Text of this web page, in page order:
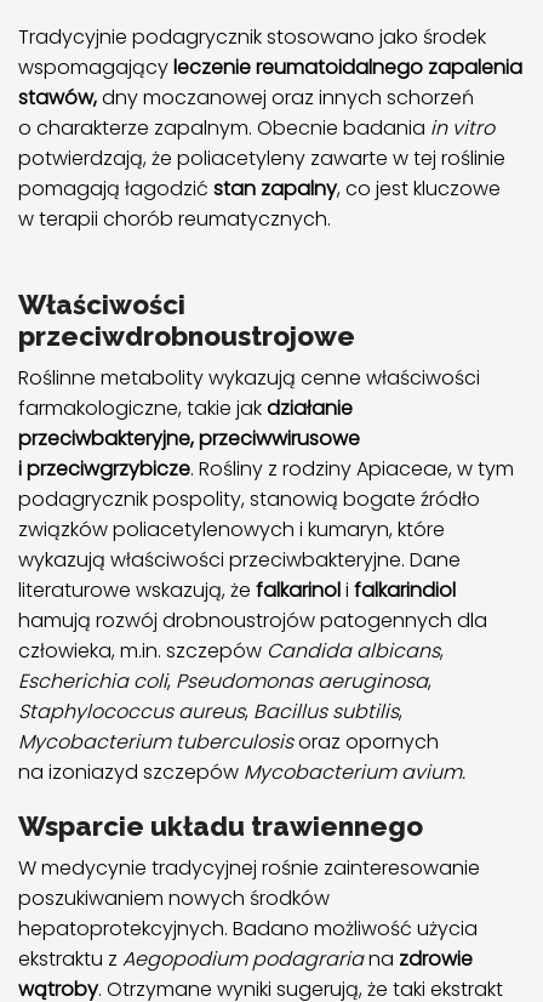
Tradycyjnie podagrycznik stosowano jako środek
wspomagającyleczenie reumatoidalnego zapalenia
stawów,dny moczanowej oraz innych schorzeń
o charakterze zapalnym. Obecnie badania in vitro
potwierdzają, że poliacetyleny zawarte w tej roślinie
pomagają łagodzić stan zapalny, co jest kluczowe
w terapii chorób reumatycznych.
Właściwości
przeciwdrobnoustrojowe
Roślinne metabolity wykazują cenne właściwości
farmakologiczne, takie jakdziałanie
przeciwbakteryjne, przeciwwirusowe
i przeciwgrzybicze. Rośliny z rodziny Apiaceae, w tym
podagrycznik pospolity, stanowią bogate źródło
związków poliacetylenowych i kumaryn, które
wykazują właściwości przeciwbakteryjne. Dane
literaturowe wskazują, że falkarinoli falkarindiol
hamują rozwój drobnoustrojów patogennych dla
człowieka, m.in. szczepów Candida albicans,
Escherichia coli, Pseudomonas aeruginosa,
Staphylococcus aureus, Bacillus subtilis,
Mycobacterium tuberculosisoraz opornych
na izoniazyd szczepów Mycobacterium avium.
Wsparcie układu trawiennego
W medycynie tradycyjnej rośnie zainteresowanie
poszukiwaniem nowych środków
hepatoprotekcyjnych. Badano możliwość użycia
ekstraktu z Aegopodium podagrariana zdrowie
wątroby. Otrzymane wyniki sugerują, że taki ekstrakt